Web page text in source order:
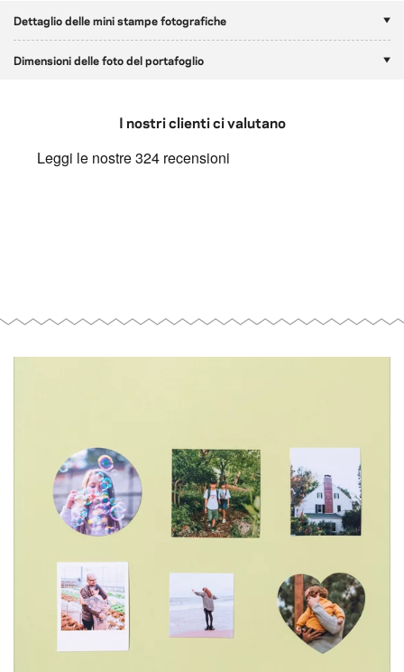
Dettaglio delle mini stampe fotografiche
Dimensioni delle foto del portafoglio
I nostri clienti ci valutano